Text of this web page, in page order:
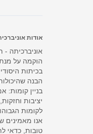
אודות
אוניברכיתה -
הוקמה על
בכיתות
הבנה
בניין קומות:
יציבות
לקומות
אנו מאמינים
טובות, כדאי